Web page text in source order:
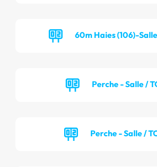
60m Haies (106)-
Perche - Salle /
Perche - Salle /